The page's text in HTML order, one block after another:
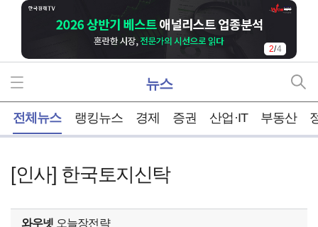
2/4
뉴스
전체뉴스 랭킹뉴스 경제 증권 산업·IT 부동산
[인사] 한국토지신탁
와우넷 오늘장전략